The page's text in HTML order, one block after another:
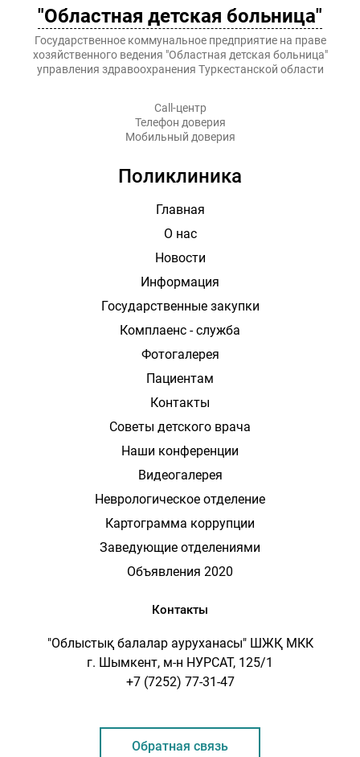
"Областная детская больница"
Государственное коммунальное предприятие на праве
хозяйственного ведения "Областная детская больница"
управления здравоохранения Туркестанской области
Call-центр
Телефон доверия
Мобильный доверия
Поликлиника
Главная
О нас
Новости
Информация
Государственные закупки
Комплаенс - служба
Фотогалерея
Пациентам
Контакты
Советы детского врача
Наши конференции
Видеогалерея
Неврологическое отделение
Картограмма коррупции
Заведующие отделениями
Объявления 2020
Контакты
"Облыстық балалар ауруханасы" ШЖҚ МКК
г. Шымкент, м-н НУРСАТ, 125/1
+7 (7252) 77-31-47
Обратная связь